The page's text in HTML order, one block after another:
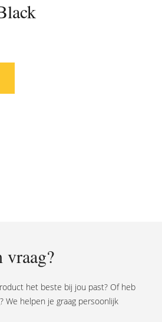
vraag?
het beste bij jou past? Of heb
We helpen je graag persoonlijk